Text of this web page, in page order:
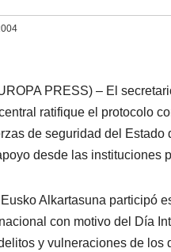
PRESS) – El
ratifique el protocolo
de seguridad del
desde las instituciones
Alkartasuna participó
con motivo del Dí­a
y vulneraciones de